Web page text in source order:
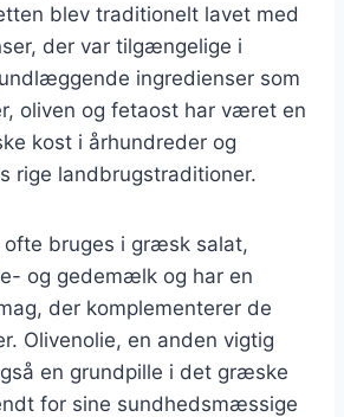
blev traditionelt lavet med
der var tilgængelige i
ingredienser som
oliven og fetaost har været en
kost i århundreder og
rige landbrugstraditioner.
ofte bruges i græsk salat,
og gedemælk og har en
der komplementerer de
Olivenolie, en anden vigtig
en grundpille i det græske
for sine sundhedsmæssige